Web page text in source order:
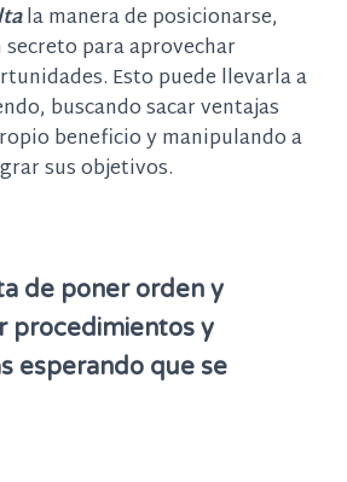
la manera de posicionarse,
para aprovechar
Esto puede llevarla a
buscando sacar ventajas
beneficio y manipulando a
sus objetivos.
de poner orden y
procedimientos y
esperando que se